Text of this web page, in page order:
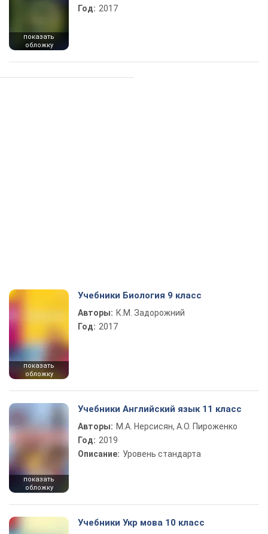
показать
обложку
Год: 2017
показать
обложку
Учебники Биология 9 класс
Авторы: К.М. Задорожний
Год: 2017
показать
обложку
Учебники Английский язык 11 класс
Авторы: М.А. Нерсисян, А.О. Пироженко
Год: 2019
Описание: Уровень стандарта
Учебники Укр мова 10 класс